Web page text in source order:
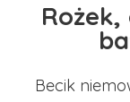
Becik